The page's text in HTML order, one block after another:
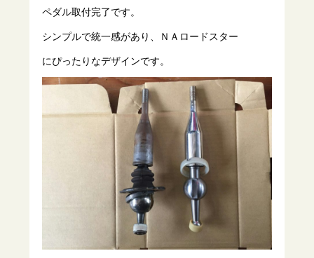
ペダル取付完了です。
シンプルで統一感があり、ＮＡロードスター
にぴったりなデザインです。